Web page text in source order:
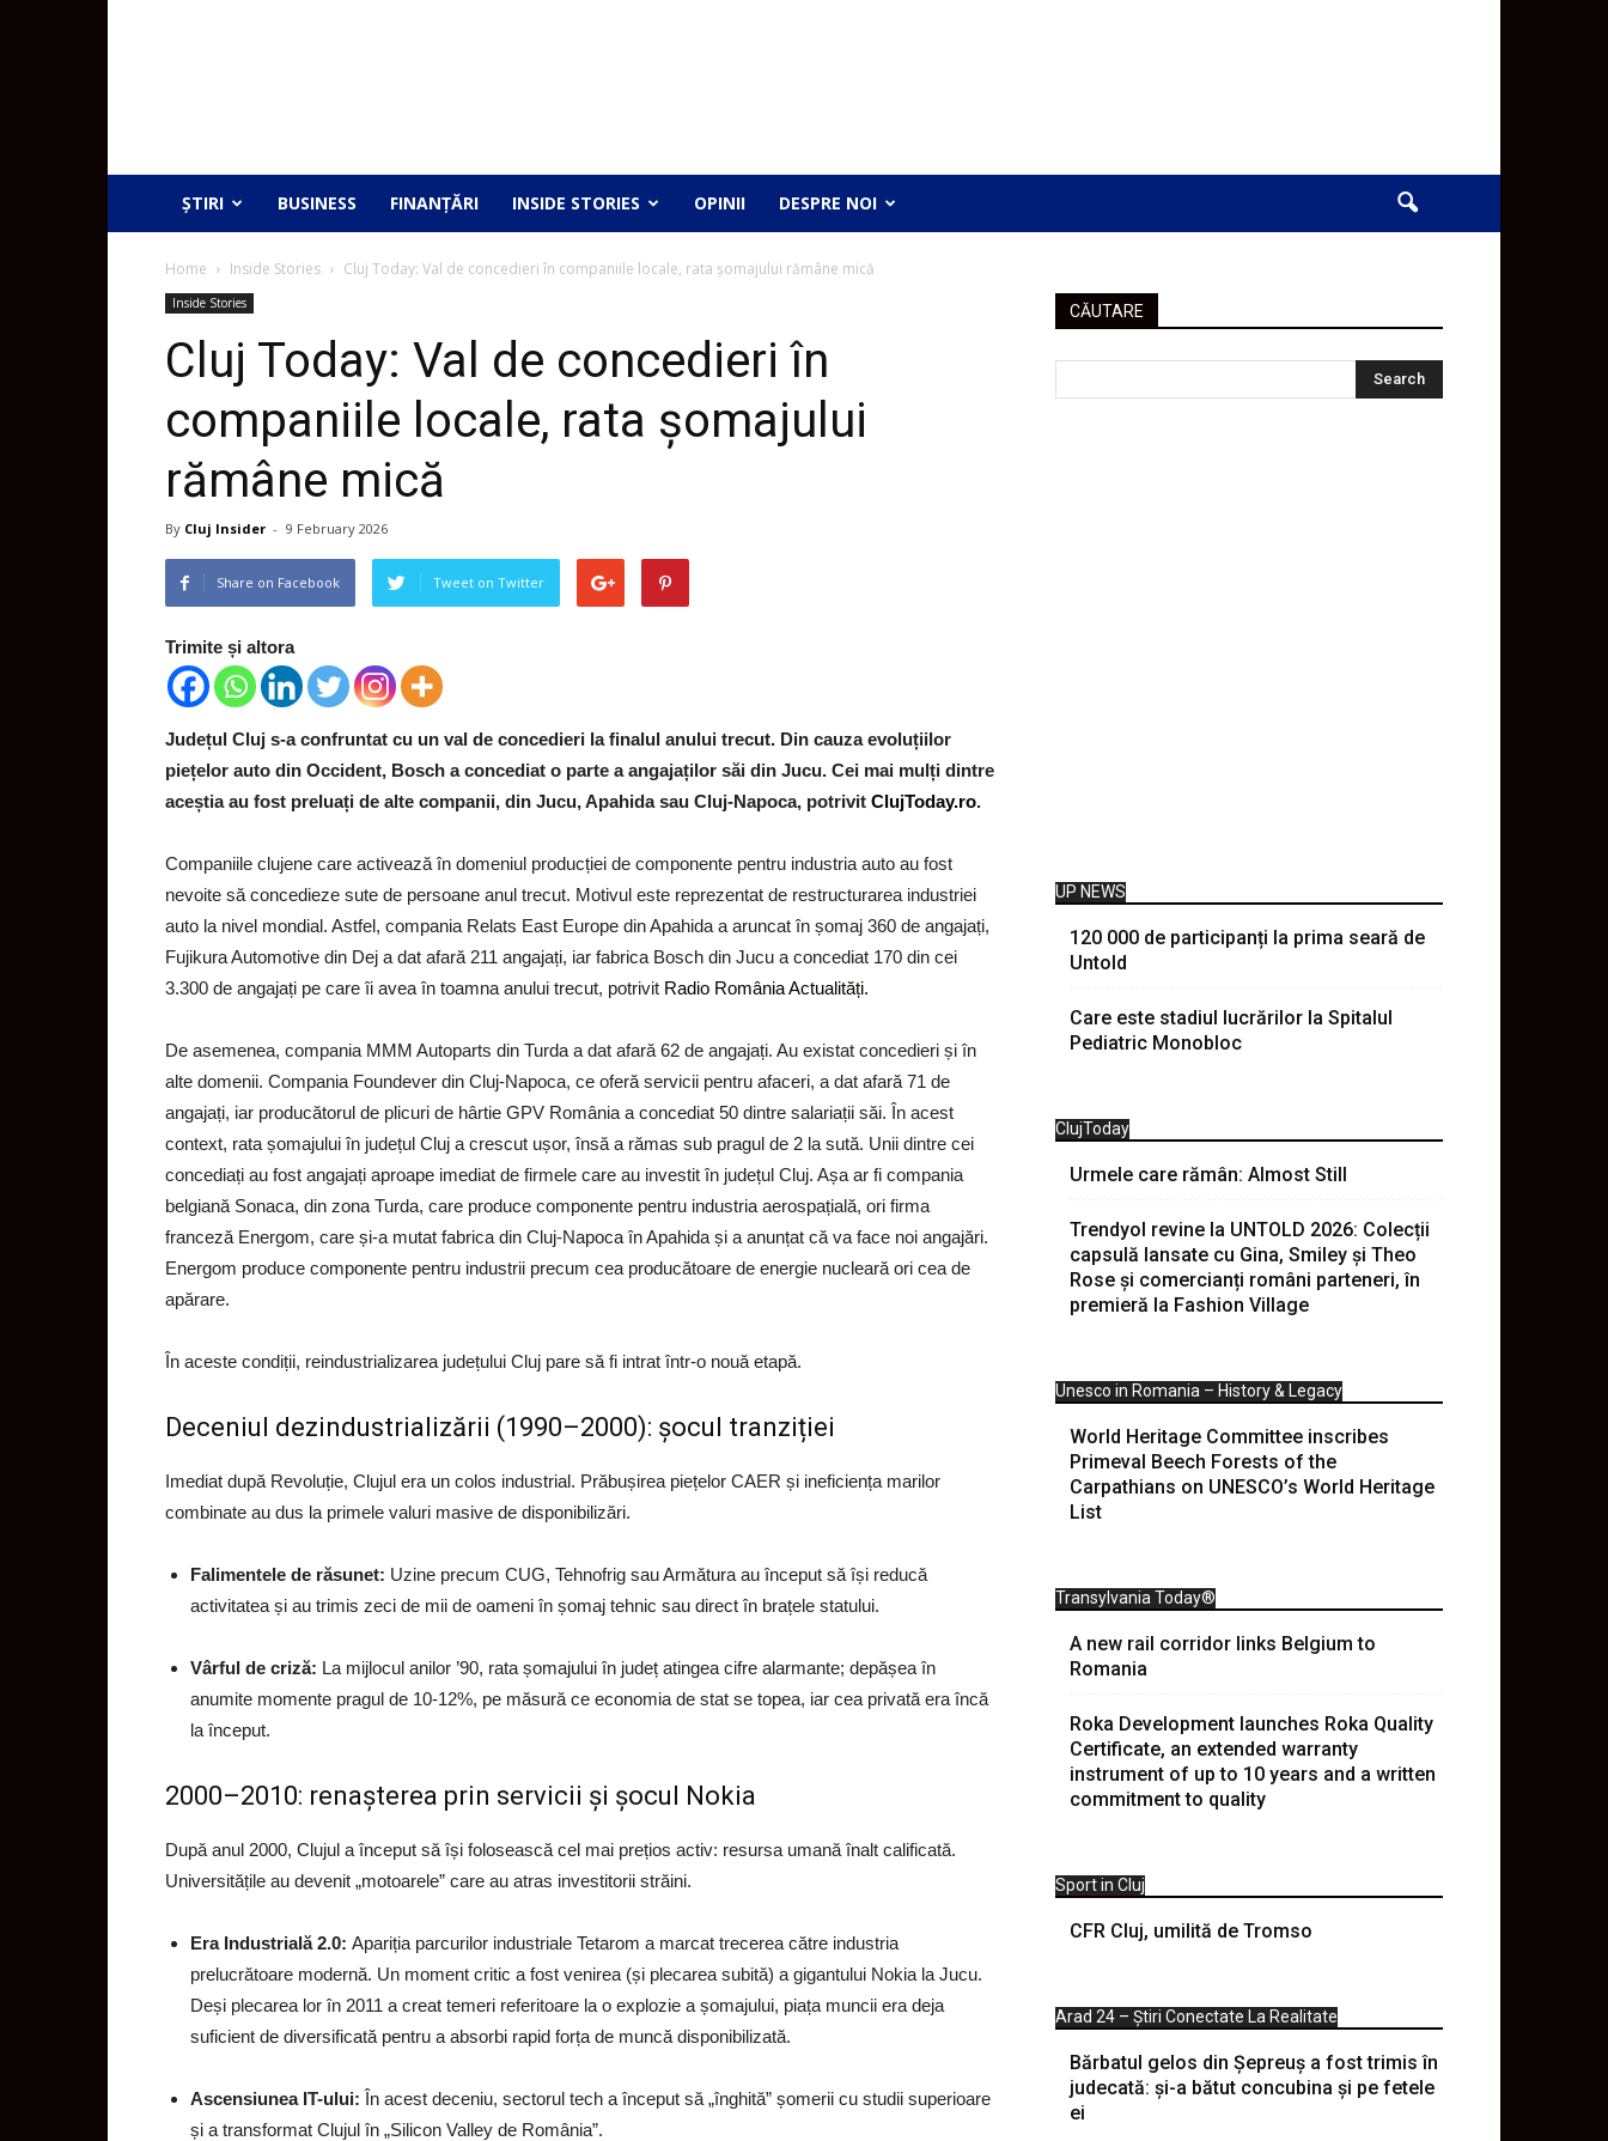
ȘTIRI BUSINESS FINANȚĂRI INSIDE STORIES OPINII DESPRE NOI
Home Inside Stories Cluj Today: Val de concedieri în companiile locale, rata șomajului rămâne mică
Inside Stories
Cluj Today: Val de concedieri în
companiile locale, rata șomajului
rămâne mică
By Cluj Insider - 9 February 2026
Share on Facebook Tweet on Twitter
Trimite și altora
Județul Cluj s-a confruntat cu un val de concedieri la finalul anului trecut. Din cauza evoluțiilor
piețelor auto din Occident, Bosch a concediat o parte a angajaților săi din Jucu. Cei mai mulți dintre
aceștia au fost preluați de alte companii, din Jucu, Apahida sau Cluj-Napoca, potrivit ClujToday.ro.
Companiile clujene care activează în domeniul producției de componente pentru industria auto au fost
nevoite să concedieze sute de persoane anul trecut. Motivul este reprezentat de restructurarea industriei
auto la nivel mondial. Astfel, compania Relats East Europe din Apahida a aruncat în șomaj 360 de angajați,
Fujikura Automotive din Dej a dat afară 211 angajați, iar fabrica Bosch din Jucu a concediat 170 din cei
3.300 de angajați pe care îi avea în toamna anului trecut, potrivit Radio România Actualități.
De asemenea, compania MMM Autoparts din Turda a dat afară 62 de angajați. Au existat concedieri și în
alte domenii. Compania Foundever din Cluj-Napoca, ce oferă servicii pentru afaceri, a dat afară 71 de
angajați, iar producătorul de plicuri de hârtie GPV România a concediat 50 dintre salariații săi. În acest
context, rata șomajului în județul Cluj a crescut ușor, însă a rămas sub pragul de 2 la sută. Unii dintre cei
concediați au fost angajați aproape imediat de firmele care au investit în județul Cluj. Așa ar fi compania
belgiană Sonaca, din zona Turda, care produce componente pentru industria aerospațială, ori firma
franceză Energom, care și-a mutat fabrica din Cluj-Napoca în Apahida și a anunțat că va face noi angajări.
Energom produce componente pentru industrii precum cea producătoare de energie nucleară ori cea de
apărare.
În aceste condiții, reindustrializarea județului Cluj pare să fi intrat într-o nouă etapă.
Deceniul dezindustrializării (1990–2000): șocul tranziției
Imediat după Revoluție, Clujul era un colos industrial. Prăbușirea piețelor CAER și ineficiența marilor
combinate au dus la primele valuri masive de disponibilizări.
Falimentele de răsunet: Uzine precum CUG, Tehnofrig sau Armătura au început să își reducă
activitatea și au trimis zeci de mii de oameni în șomaj tehnic sau direct în brațele statului.
Vârful de criză: La mijlocul anilor ’90, rata șomajului în județ atingea cifre alarmante; depășea în
anumite momente pragul de 10-12%, pe măsură ce economia de stat se topea, iar cea privată era încă
la început.
2000–2010: renașterea prin servicii și șocul Nokia
După anul 2000, Clujul a început să își folosească cel mai prețios activ: resursa umană înalt calificată.
Universitățile au devenit „motoarele” care au atras investitorii străini.
Era Industrială 2.0: Apariția parcurilor industriale Tetarom a marcat trecerea către industria
prelucrătoare modernă. Un moment critic a fost venirea (și plecarea subită) a gigantului Nokia la Jucu.
Deși plecarea lor în 2011 a creat temeri referitoare la o explozie a șomajului, piața muncii era deja
suficient de diversificată pentru a absorbi rapid forța de muncă disponibilizată.
Ascensiunea IT-ului: În acest deceniu, sectorul tech a început să „înghită” șomerii cu studii superioare
și a transformat Clujul în „Silicon Valley de România”.
CĂUTARE
UP NEWS
120 000 de participanți la prima seară de
Untold
Care este stadiul lucrărilor la Spitalul
Pediatric Monobloc
ClujToday
Urmele care rămân: Almost Still
Trendyol revine la UNTOLD 2026: Colecții
capsulă lansate cu Gina, Smiley și Theo
Rose și comercianți români parteneri, în
premieră la Fashion Village
Unesco in Romania – History & Legacy
World Heritage Committee inscribes
Primeval Beech Forests of the
Carpathians on UNESCO’s World Heritage
List
Transylvania Today®
A new rail corridor links Belgium to
Romania
Roka Development launches Roka Quality
Certificate, an extended warranty
instrument of up to 10 years and a written
commitment to quality
Sport in Cluj
CFR Cluj, umilită de Tromso
Arad 24 – Știri Conectate La Realitate
Bărbatul gelos din Șepreuș a fost trimis în
judecată: și-a bătut concubina și pe fetele
ei